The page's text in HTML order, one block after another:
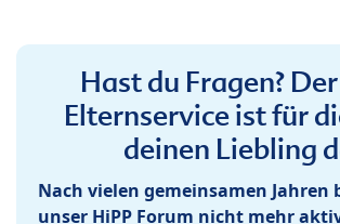
Hast du Fragen?
Elternservice ist für
deinen Liebling
Nach vielen gemeinsamen Jahren
unser HiPP Forum nicht mehr